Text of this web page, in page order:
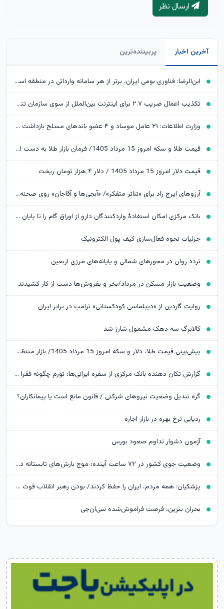
ارسال نظر
آخرین اخبار پربیننده‌ترین
ابن‌الرضا: فناوری بومی ایران، برتر از هر سامانه وارداتی در منطقه است
تکذیب اعمال ضریب ۲.۷ برای اینترنت بین‌الملل از سوی سازمان تنظیم مقررات
وزارت اطلاعات: ۲۱ عامل موساد و ۴ عضو باندهای مسلح بازداشت شدند
قیمت طلا و سکه امروز 15 مرداد 1405/ فرمان بازار طلا به دست اونس جهانی افتاد
قیمت دلار امروز 15 مرداد 1405 / دلار ۴ هزار تومان ریخت
آرزوهای ایرج راد برای «تئاتر متفکر»/ «آبجی‌ها و آقاجان» روی صحنه می‌رود
بانک مرکزی امکان استفادۀ واردکنندگان دارو از اوراق گام را تا پایان امسال تمدید کرد
جزئیات نحوه فعال‌سازی کیف پول الکترونیک
تردد روان در محورهای شمالی و پایانه‌های مرزی اربعین
وضعیت بازار مسکن در مرداد/بخر و بفروش‌ها دست از کار کشیدند
روایت گاردین از «دیپلماسی کودکستانی» ترامپ در برابر ایران
کالابرگ سه دهک مشمول شارژ شد
پیش‌بینی قیمت طلا، دلار و سکه امروز 15 مرداد 1405/ بازار منتظر مذاکرات تنگه هرمز
گزارش تکان‌ دهنده بانک مرکزی از سفره ایرانی‌ها؛ تورم چگونه فقرا را فقیرتر کرد؟
گره تبدیل وضعیت نیروهای شرکتی / قانون مانع است یا پیمانکاران؟
ردیابی نرخ بهره در بازار اجاره
آزمون دشوار تداوم صعود بورس
وضعیت جوی کشور در ۷۲ ساعت آینده؛ موج بارش‌های تابستانه در راه ۱۱ استان
پزشکیان: همه مردم، ایران را حفظ کردند/ بودن رهبر انقلاب قوت قلب بالایی برای ماست
بحران بنزین، فرصت فراموش‌شده سی‌ان‌جی